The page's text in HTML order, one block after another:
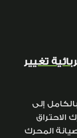
تغيير
إلى
الاحتراق
المحرك